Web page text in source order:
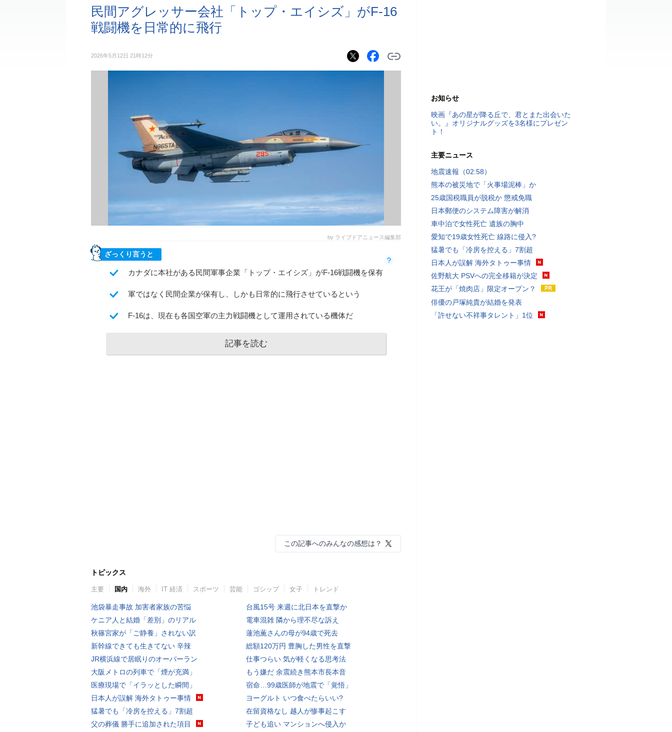
民間アグレッサー会社「トップ・エイシズ」がF-16
戦闘機を日常的に飛行
2026年5月12日 21時12分
by ライブドアニュース編集部
ざっくり言うと
カナダに本社がある民間軍事企業「トップ・エイシズ」がF-16戦闘機を保有
軍ではなく民間企業が保有し、しかも日常的に飛行させているという
F-16は、現在も各国空軍の主力戦闘機として運用されている機体だ
記事を読む
この記事へのみんなの感想は？
トピックス
主要 国内 海外 IT 経済 スポーツ 芸能 ゴシップ 女子 トレンド
池袋暴走事故 加害者家族の苦悩
ケニア人と結婚「差別」のリアル
秋篠宮家が「ご静養」されない訳
新幹線できても生きてない 辛辣
JR横浜線で居眠りのオーバーラン
大阪メトロの列車で「煙が充満」
医療現場で「イラッとした瞬間」
日本人が誤解 海外タトゥー事情
猛暑でも「冷房を控える」7割超
父の葬儀 勝手に追加された項目
台風15号 来週に北日本を直撃か
電車混雑 隣から理不尽な訴え
蓮池薫さんの母が94歳で死去
総額120万円 豊胸した男性を直撃
仕事つらい 気が軽くなる思考法
もう嫌だ 余震続き熊本市長本音
宿命…99歳医師が地震で「覚悟」
ヨーグルト いつ食べたらいい?
在留資格なし 越人が惨事起こす
子ども追い マンションへ侵入か
お知らせ
映画『あの星が降る丘で、君とまた出会いた
い。』オリジナルグッズを3名様にプレゼン
ト！
主要ニュース
地震速報（02:58）
熊本の被災地で「火事場泥棒」か
25歳国税職員が脱税か 懲戒免職
日本郵便のシステム障害が解消
車中泊で女性死亡 遺族の胸中
愛知で19歳女性死亡 線路に侵入?
猛暑でも「冷房を控える」7割超
日本人が誤解 海外タトゥー事情
佐野航大 PSVへの完全移籍が決定
花王が「焼肉店」限定オープン？
俳優の戸塚純貴が結婚を発表
「許せない不祥事タレント」1位